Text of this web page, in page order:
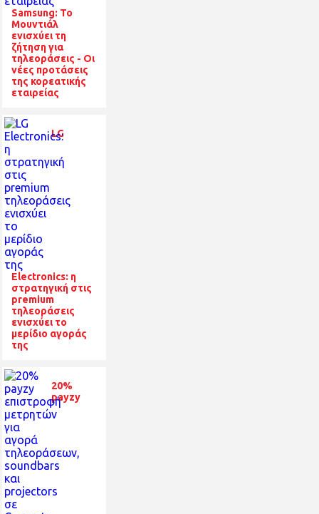
Samsung: Το
Μουντιάλ
ενισχύει τη
ζήτηση για
τηλεοράσεις - Οι
νέες προτάσεις
της κορεατικής
εταιρείας
LG
Electronics: η
στρατηγική στις
premium
τηλεοράσεις
ενισχύει το
μερίδιο αγοράς
της
20%
payzy